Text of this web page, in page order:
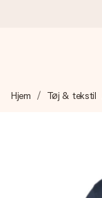
Vi laver din gave
4,7
Hjem Tøj & tekstil